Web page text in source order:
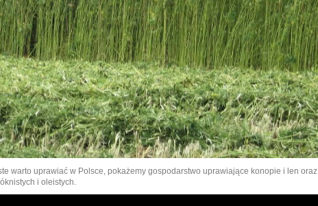
warto uprawiać w Polsce, pokażemy gospodarstwo uprawiające konopie i len oraz
i oleistych.